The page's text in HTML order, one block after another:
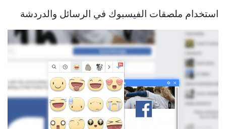
استخدام ملصقات الفيسبوك في الرسائل والدردشة